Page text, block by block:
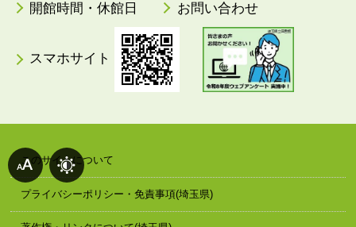
開館時間・休館日 お問い合わせ
スマホサイト
このサイトについて
プライバシーポリシー・免責事項(埼玉県)